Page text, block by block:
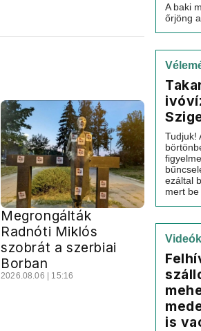
Megrongálták
Radnóti Miklós
szobrát a szerbiai
Borban
2026.08.06 | 15:16
A baki
őrjöng
Tudjuk!
ezáltal
mert be
Videók
is